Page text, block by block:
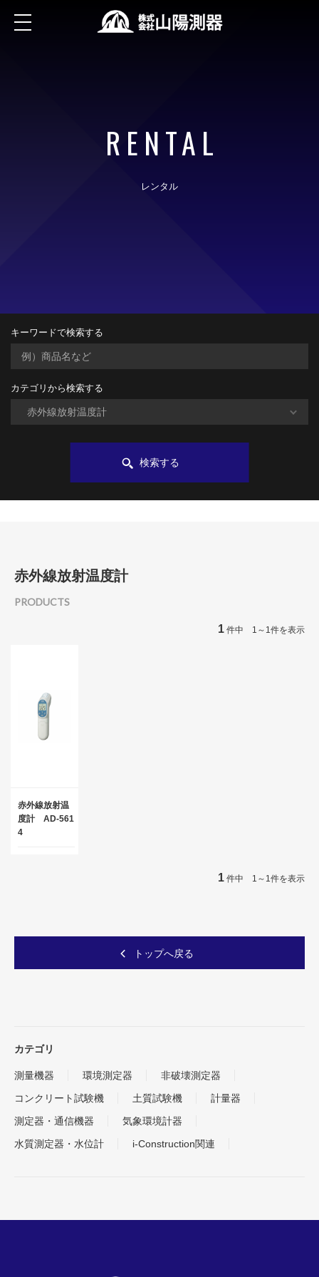
RENTAL
レンタル
キーワードで検索する
カテゴリから検索する
検索する
赤外線放射温度計
PRODUCTS
1 件中 1～1件を表示
赤外線放射温
度計 AD-561
4
1 件中 1～1件を表示
トップへ戻る
カテゴリ
測量機器 環境測定器
非破壊測定器
コンクリート試験機
土質試験機
計量器
測定器・通信機器
気象環境計器
水質測定器・水位計
i-Construction関連